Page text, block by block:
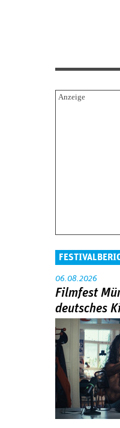
06.08.2026
Filmfest
deutsches